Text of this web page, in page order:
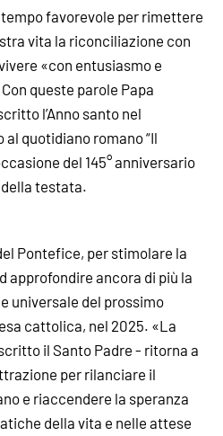
favorevole per rimettere
vita la riconciliazione con
«con entusiasmo e
queste parole Papa
l’Anno santo nel
al quotidiano romano “Il
del 145° anniversario
testata.
Pontefice, per stimolare la
approfondire ancora di più la
universale del prossimo
cattolica, nel 2025. «La
il Santo Padre - ritorna a
per rilanciare il
e riaccendere la speranza
della vita e nelle attese